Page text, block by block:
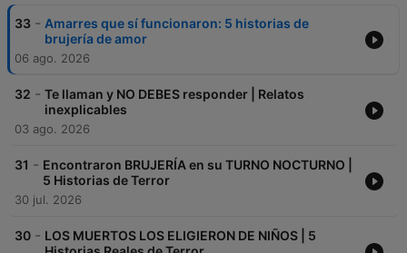
33 - Amarres que sí funcionaron: 5 historias de
brujería de amor
06 ago. 2026
32 - Te llaman y NO DEBES responder | Relatos
inexplicables
03 ago. 2026
31 - Encontraron BRUJERÍA en su TURNO NOCTURNO |
5 Historias de Terror
30 jul. 2026
30 - LOS MUERTOS LOS ELIGIERON DE NIÑOS | 5